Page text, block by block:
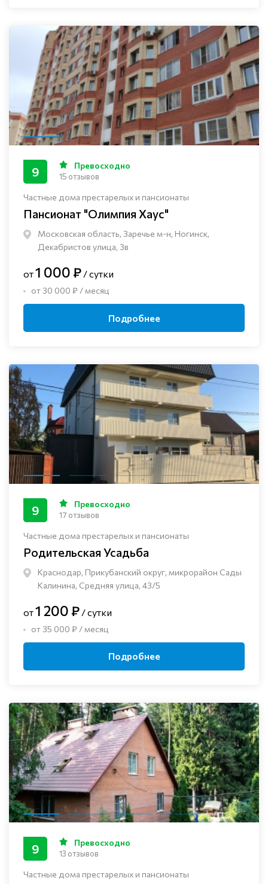
Частные дома престарелых и пансионаты
Пансионат "Олимпия Хаус"
Московская область, Заречье м-н, Ногинск, ​
Декабристов улица, 3в
9 Превосходно
15 отзывов
от1 000 ₽ / сутки
от 30 000 ₽ / месяц
Подробнее
Частные дома престарелых и пансионаты
Родительская Усадьба
Краснодар, Прикубанский округ, микрорайон Сады
Калинина, Средняя улица, 43/5
9 Превосходно
17 отзывов
от1 200 ₽ / сутки
от 35 000 ₽ / месяц
Подробнее
Частные дома престарелых и пансионаты
9 Превосходно
13 отзывов